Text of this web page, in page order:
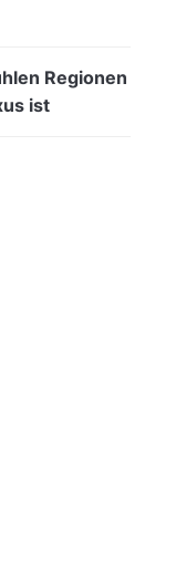
Regionen
ist